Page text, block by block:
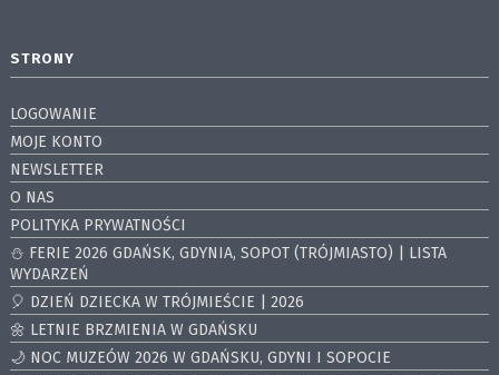
STRONY
LOGOWANIE
MOJE KONTO
NEWSLETTER
O NAS
POLITYKA PRYWATNOŚCI
⛄️ FERIE 2026 GDAŃSK, GDYNIA, SOPOT (TRÓJMIASTO) | LISTA
WYDARZEŃ
🎈 DZIEŃ DZIECKA W TRÓJMIEŚCIE | 2026
🌼 LETNIE BRZMIENIA W GDAŃSKU
🌙 NOC MUZEÓW 2026 W GDAŃSKU, GDYNI I SOPOCIE